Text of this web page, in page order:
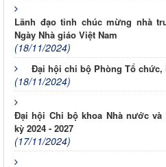
Lãnh đạo tỉnh chúc mừng nhà
Ngày Nhà giáo Việt Nam
(18/11/2024)
Đại hội chi bộ Phòng Tổ
(18/11/2024)
Đại hội Chi bộ khoa Nhà nước
kỳ 2024 - 2027
(17/11/2024)